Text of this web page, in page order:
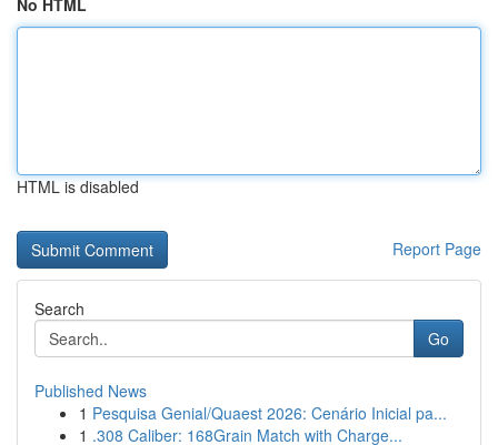
No HTML
HTML is disabled
Report Page
Search
Go
Published News
1 Pesquisa Genial/Quaest 2026: Cenário Inicial pa...
1 .308 Caliber: 168Grain Match with Charge...